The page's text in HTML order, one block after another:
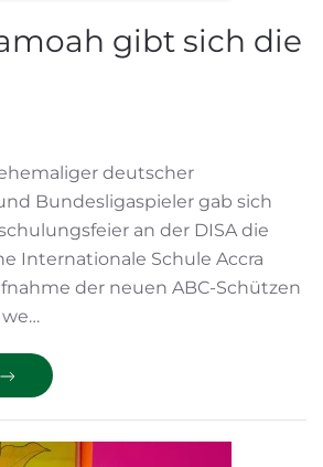
gibt sich die
deutscher
Bundesligaspieler gab sich
an der DISA die
Internationale Schule Accra
der neuen ABC-Schützen